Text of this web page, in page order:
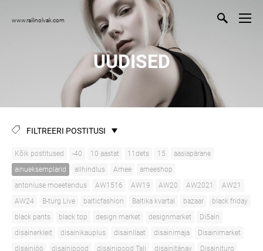
www.railinolvak.com
UUDISED
FILTREERI POSTITUSI
Kõik postitused -40 10 aastat 11dets 15
aasiapärane
ainueksemplarid
allhindlus Amee
ameeshop
antoniuse moeetendus
AW1516 AW19 AW20 AW2021
AW21
AW24
B-turg Live balticfashion Baltika kvartal bazaar
black friday
black pants
black top design market designmarket
Di5ain
disainerkleit
disainikauplus disainilaat disainimaja
Disainimarket
disainiöö
disainipood disainipood Tali disainitänav
Disainiturg